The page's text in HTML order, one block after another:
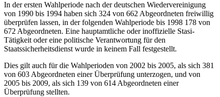
In der ersten Wahlperiode nach der deutschen Wiedervereinigung
von 1990 bis 1994 haben sich 324 von 662 Abgeordneten freiwillig
überprüfen lassen, in der folgenden Wahlperiode bis 1998 178 von
672 Abgeordneten. Eine hauptamtliche oder inoffizielle Stasi-
Tätigkeit oder eine politische Verantwortung für den
Staatssicherheitsdienst wurde in keinem Fall festgestellt.
Dies gilt auch für die Wahlperioden von 2002 bis 2005, als sich 381
von 603 Abgeordneten einer Überprüfung unterzogen, und von
2005 bis 2009, als sich 139 von 614 Abgeordneten einer
Überprüfung stellten.